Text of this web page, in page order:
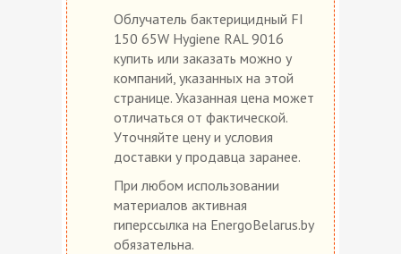
Облучатель бактерицидный FI
150 65W Hygiene RAL 9016
купить или заказать можно у
компаний, указанных на этой
странице. Указанная цена может
отличаться от фактической.
Уточняйте цену и условия
доставки у продавца заранее.
При любом использовании
материалов активная
гиперссылка на EnergoBelarus.by
обязательна.